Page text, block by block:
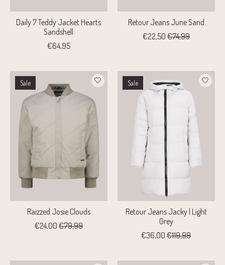
Daily 7 Teddy Jacket Hearts
Sandshell
€64,95
Retour Jeans June Sand
€22,50 €74,99
Sale
Raizzed Josie Clouds
€24,00 €79,99
Sale
Retour Jeans Jacky | Light
Grey
€36,00 €119,99